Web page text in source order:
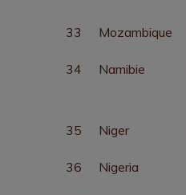
33 Mozambique
34 Namibie
35 Niger
36 Nigeria